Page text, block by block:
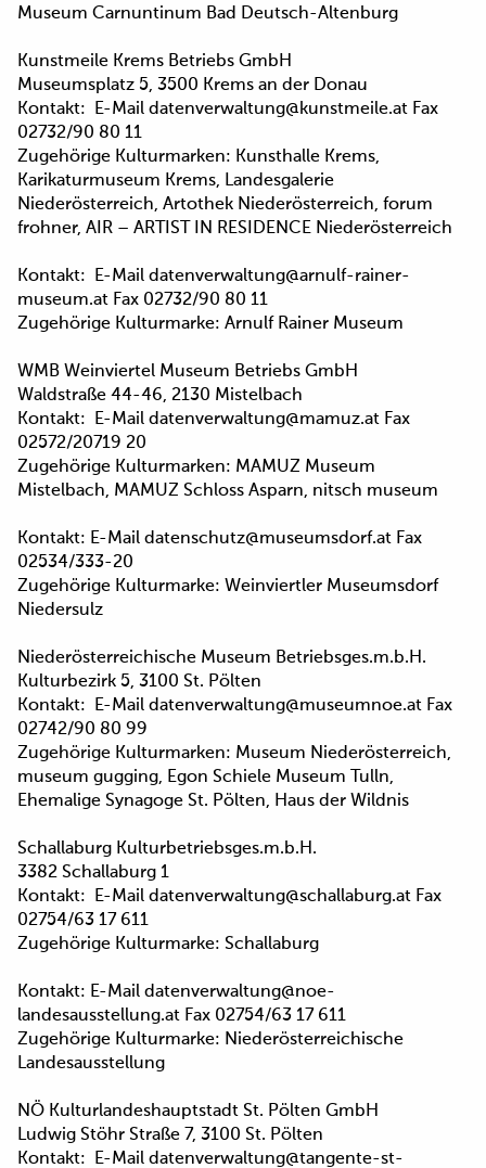
Museum Carnuntinum Bad Deutsch-Altenburg
Kunstmeile Krems Betriebs GmbH
Museumsplatz 5, 3500 Krems an der Donau
Kontakt: E-Mail datenverwaltung@kunstmeile.at Fax
02732/90 80 11
Zugehörige Kulturmarken: Kunsthalle Krems,
Karikaturmuseum Krems, Landesgalerie
Niederösterreich, Artothek Niederösterreich, forum
frohner, AIR – ARTIST IN RESIDENCE Niederösterreich
Kontakt: E-Mail datenverwaltung@arnulf-rainer-
museum.at Fax 02732/90 80 11
Zugehörige Kulturmarke: Arnulf Rainer Museum
WMB Weinviertel Museum Betriebs GmbH
Waldstraße 44-46, 2130 Mistelbach
Kontakt: E-Mail datenverwaltung@mamuz.at Fax
02572/20719 20
Zugehörige Kulturmarken: MAMUZ Museum
Mistelbach, MAMUZ Schloss Asparn, nitsch museum
Kontakt: E-Mail datenschutz@museumsdorf.at Fax
02534/333-20
Zugehörige Kulturmarke: Weinviertler Museumsdorf
Niedersulz
Niederösterreichische Museum Betriebsges.m.b.H.
Kulturbezirk 5, 3100 St. Pölten
Kontakt: E-Mail datenverwaltung@museumnoe.at Fax
02742/90 80 99
Zugehörige Kulturmarken: Museum Niederösterreich,
museum gugging, Egon Schiele Museum Tulln,
Ehemalige Synagoge St. Pölten, Haus der Wildnis
Schallaburg Kulturbetriebsges.m.b.H.
3382 Schallaburg 1
Kontakt: E-Mail datenverwaltung@schallaburg.at Fax
02754/63 17 611
Zugehörige Kulturmarke: Schallaburg
Kontakt: E-Mail datenverwaltung@noe-
landesausstellung.at Fax 02754/63 17 611
Zugehörige Kulturmarke: Niederösterreichische
Landesausstellung
NÖ Kulturlandeshauptstadt St. Pölten GmbH
Ludwig Stöhr Straße 7, 3100 St. Pölten
Kontakt: E-Mail datenverwaltung@tangente-st-